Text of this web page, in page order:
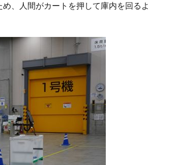
、人間がカートを押して庫内を回るよ